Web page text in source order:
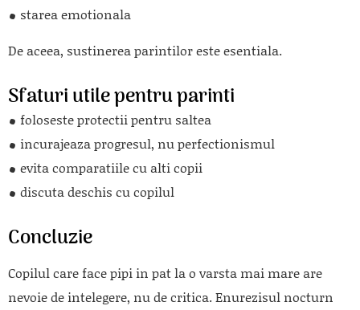
starea emotionala
De aceea, sustinerea parintilor este esentiala.
Sfaturi utile pentru parinti
foloseste protectii pentru saltea
incurajeaza progresul, nu perfectionismul
evita comparatiile cu alti copii
discuta deschis cu copilul
Concluzie
Copilul care face pipi in pat la o varsta mai mare are
nevoie de intelegere, nu de critica. Enurezisul nocturn